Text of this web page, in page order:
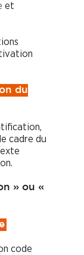
et
du
cadre du
» ou «
code